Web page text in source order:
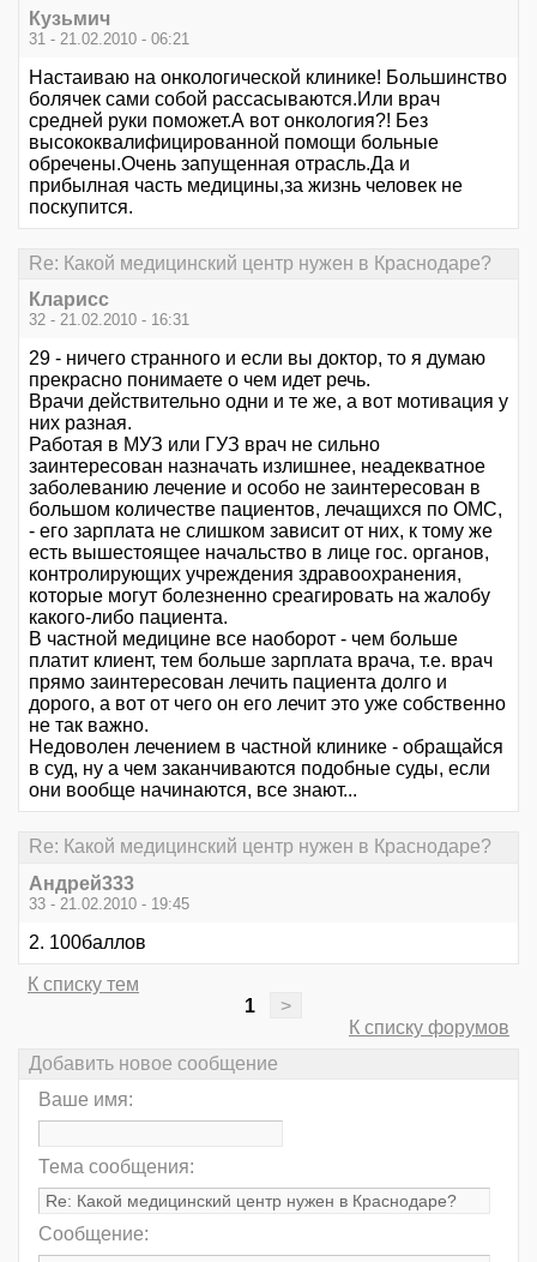
Кузьмич
31 - 21.02.2010 - 06:21
Настаиваю на онкологической клинике! Большинство
болячек сами собой рассасываются.Или врач
средней руки поможет.А вот онкология?! Без
высококвалифицированной помощи больные
обречены.Очень запущенная отрасль.Да и
прибылная часть медицины,за жизнь человек не
поскупится.
Re: Какой медицинский центр нужен в Краснодаре?
Кларисс
32 - 21.02.2010 - 16:31
29 - ничего странного и если вы доктор, то я думаю
прекрасно понимаете о чем идет речь.
Врачи действительно одни и те же, а вот мотивация у
них разная.
Работая в МУЗ или ГУЗ врач не сильно
заинтересован назначать излишнее, неадекватное
заболеванию лечение и особо не заинтересован в
большом количестве пациентов, лечащихся по ОМС,
- его зарплата не слишком зависит от них, к тому же
есть вышестоящее начальство в лице гос. органов,
контролирующих учреждения здравоохранения,
которые могут болезненно среагировать на жалобу
какого-либо пациента.
В частной медицине все наоборот - чем больше
платит клиент, тем больше зарплата врача, т.е. врач
прямо заинтересован лечить пациента долго и
дорого, а вот от чего он его лечит это уже собственно
не так важно.
Недоволен лечением в частной клинике - обращайся
в суд, ну а чем заканчиваются подобные суды, если
они вообще начинаются, все знают...
Re: Какой медицинский центр нужен в Краснодаре?
Андрей333
33 - 21.02.2010 - 19:45
2. 100баллов
К списку тем
1
>
К списку форумов
Добавить новое сообщение
Ваше имя:
Тема сообщения:
Сообщение: